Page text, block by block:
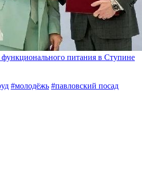
функционального питания в Ступине
#молодёжь #павловский посад